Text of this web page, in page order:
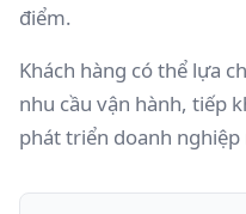
điểm.
Khách hàng có thể lựa
nhu cầu vận hành, tiếp
phát triển doanh